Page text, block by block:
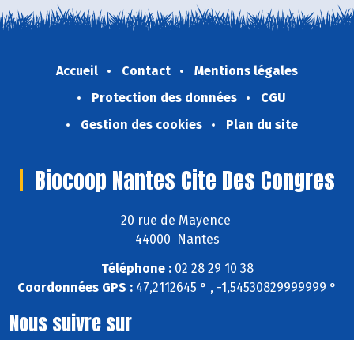
Accueil Contact
Mentions légales
Protection des données
CGU
Gestion des cookies
Plan du site
Biocoop Nantes Cite Des Congres
20 rue de Mayence
44000 Nantes
Téléphone :02 28 29 10 38
Coordonnées GPS : 47,2112645 ° , -1,54530829999999 °
Nous suivre sur